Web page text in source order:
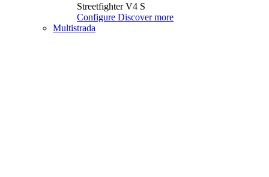
Streetfighter V4 S
Configure Discover more
Multistrada